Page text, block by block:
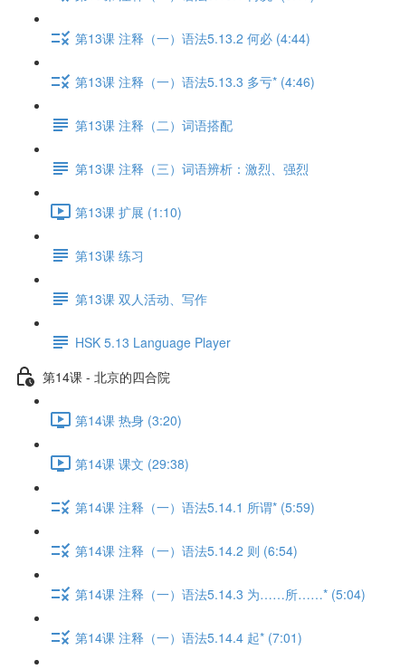
第13课 注释（一）语法5.13.2 何必 (4:44)
第13课 注释（一）语法5.13.3 多亏* (4:46)
第13课 注释（二）词语搭配
第13课 注释（三）词语辨析：激烈、强烈
第13课 扩展 (1:10)
第13课 练习
第13课 双人活动、写作
HSK 5.13 Language Player
第14课 - 北京的四合院
第14课 热身 (3:20)
第14课 课文 (29:38)
第14课 注释（一）语法5.14.1 所谓* (5:59)
第14课 注释（一）语法5.14.2 则 (6:54)
第14课 注释（一）语法5.14.3 为……所……* (5:04)
第14课 注释（一）语法5.14.4 起* (7:01)